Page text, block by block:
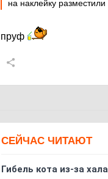
на наклейку разместили
пруф
СЕЙЧАС ЧИТАЮТ
Гибель кота из-за